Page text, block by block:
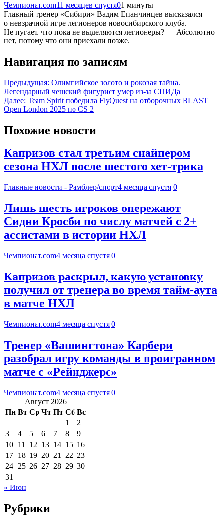
Чемпионат.com11 месяцев спустя01 минуты
Главный тренер «Сибири» Вадим Епанчинцев высказался
о невзрачной игре легионеров новосибирского клуба. —
Не пугает, что пока не выделяются легионеры? — Абсолютно
нет, потому что они приехали позже.
Навигация по записям
Предыдущая: Олимпийское золото и роковая тайна.
Легендарный чешский фигурист умер из-за СПИДа
Далее: Team Spirit победила FlyQuest на отборочных BLAST
Open London 2025 по CS 2
Похожие новости
Капризов стал третьим снайпером
сезона НХЛ после шестого хет-трика
Главные новости - Рамблер/спорт4 месяца спустя 0
Лишь шесть игроков опережают
Сидни Кросби по числу матчей с 2+
ассистами в истории НХЛ
Чемпионат.com4 месяца спустя 0
Капризов раскрыл, какую установку
получил от тренера во время тайм-аута
в матче НХЛ
Чемпионат.com4 месяца спустя 0
Тренер «Вашингтона» Карбери
разобрал игру команды в проигранном
матче с «Рейнджерс»
Чемпионат.com4 месяца спустя 0
Август 2026
Пн Вт Ср Чт Пт Сб Вс
1
2
3
4 5 6 7 8
9
10 11 12 13 14 15 16
17 18 19 20 21 22 23
24 25 26 27 28 29 30
31
« Июн
Рубрики